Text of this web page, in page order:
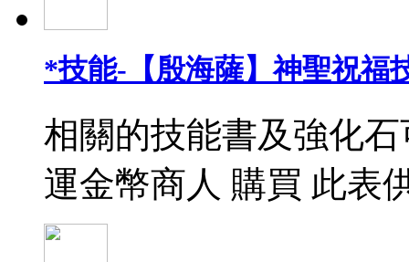
*技能-【殷海薩】神聖祝福
相關的技能書及強化
運金幣商人 購買 此表